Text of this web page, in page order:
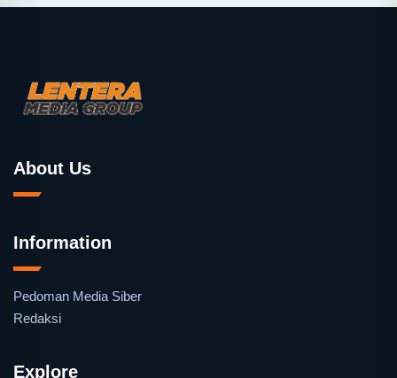
About Us
Information
Pedoman Media Siber
Redaksi
Explore